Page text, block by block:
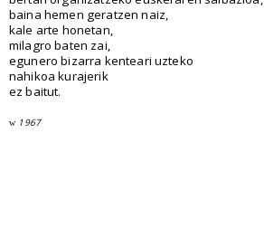
baina hemen geratzen naiz,
kale arte honetan,
milagro baten zai,
egunero bizarra kenteari uzteko
nahikoa kurajerik
ez baitut.
w 1967